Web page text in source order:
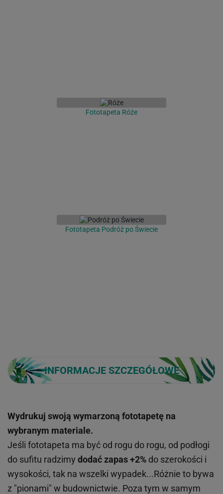
Fototapeta Róże
Fototapeta Podróż po Świecie
INFORMACJE SZCZEGÓŁOWE
Wydrukuj swoją wymarzoną fototapetę na
wybranym materiale.
Jeśli fototapeta ma być od rogu do rogu, od podłogi
do sufitu radzimy dodać zapas +2% do szerokości i
wysokości, tak na wszelki wypadek...Różnie to bywa
z "pionami" w budownictwie. Poza tym w samym